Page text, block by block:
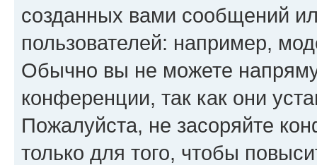
созданных вами сообщений
пользователей: например,
Обычно вы не можете
конференции, так как они
Пожалуйста, не засоряйте
только для того, чтобы